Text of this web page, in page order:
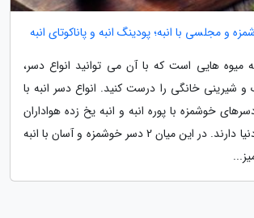
میوه هایی است که با آن می توانید انواع دسر،
و شیرینی خانگی را درست کنید. انواع دسر انبه با
خوشمزه با پوره انبه و انبه یخ زده هواداران
فراوانی در سرتاسر دنیا دارند. در این میان 2 دسر خوشمزه و آسان با انبه